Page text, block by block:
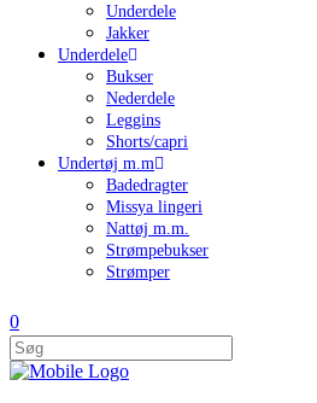
Underdele
Jakker
Underdele
Bukser
Nederdele
Leggins
Shorts/capri
Undertøj m.m
Badedragter
Missya lingeri
Nattøj m.m.
Strømpebukser
Strømper
0